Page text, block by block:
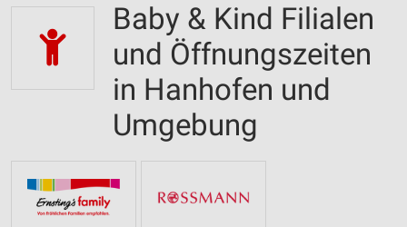
Baby & Kind Filialen
und Öffnungszeiten
in Hanhofen und
Umgebung